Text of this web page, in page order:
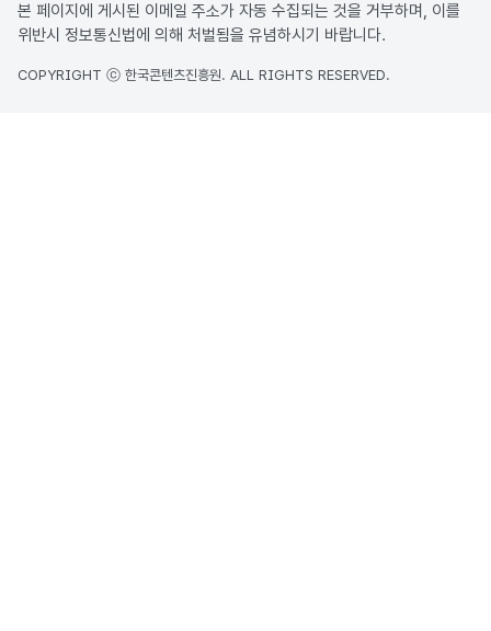
본 페이지에 게시된 이메일 주소가 자동 수집되는 것을 거부하며, 이를
위반시 정보통신법에 의해 처벌됨을 유념하시기 바랍니다.
COPYRIGHT ⓒ 한국콘텐츠진흥원. ALL RIGHTS RESERVED.